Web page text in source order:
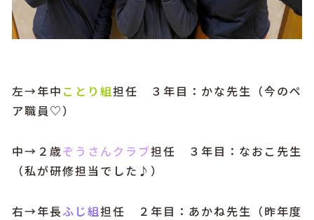
左→年中 ことり組担任 ３年目：かな先生（今のペ
ア職員♡）
中→２歳ぞうさんクラブ担任 ３年目：なおこ先生
（私が研修担当でした♪）
右→年長ふじ組担任 ２年目：あかね先生（昨年度